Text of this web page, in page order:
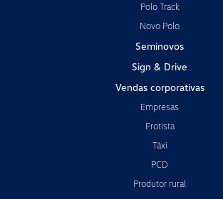
Polo Track
Novo Polo
Seminovos
Sign & Drive
Vendas corporativas
Empresas
Frotista
Táxi
PCD
Produtor rural